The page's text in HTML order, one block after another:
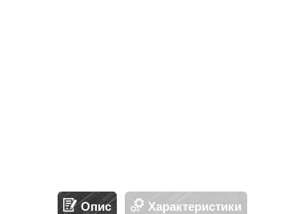
Опис Характеристики